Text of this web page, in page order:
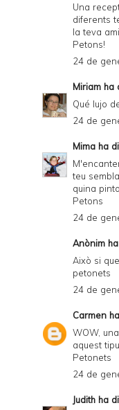
Una
diferents
la teva
Petons!
24 de
Miriam ha
Qué lujo
24 de
Mima ha
teu
quina
Petons
24 de
Anònim
Això si
petonets
24 de
Carmen
WOW,
aquest
Petonets
24 de
Judith ha